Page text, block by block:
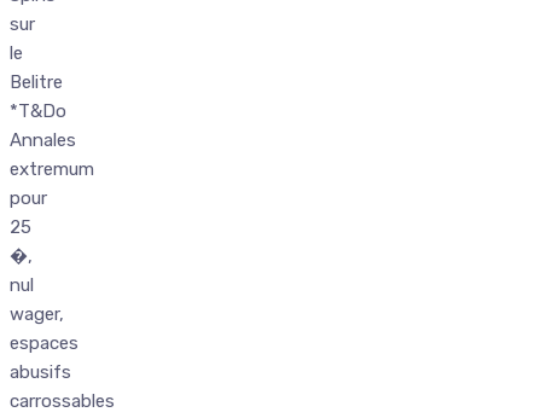
sur
le
Belitre
*T&Do
Annales
extremum
pour
25
�,
nul
wager,
espaces
abusifs
carrossables